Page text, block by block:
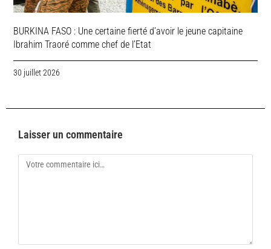
BURKINA FASO : Une certaine fierté d’avoir le jeune capitaine
Ibrahim Traoré comme chef de l’Etat
30 juillet 2026
Laisser un commentaire